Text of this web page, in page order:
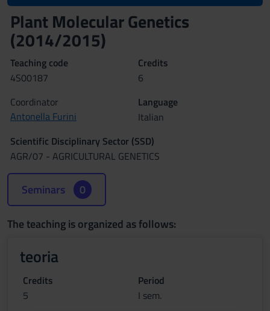
Plant Molecular Genetics
(2014/2015)
Teaching code
4S00187
Credits
6
Coordinator
Antonella Furini
Language
Italian
Scientific Disciplinary Sector (SSD)
AGR/07 - AGRICULTURAL GENETICS
Seminars 0
The teaching is organized as follows:
teoria
Credits
5
Period
I sem.